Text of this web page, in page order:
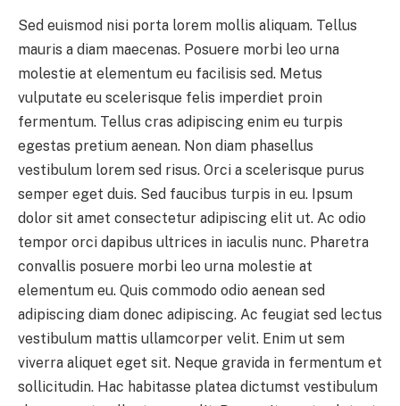
Sed euismod nisi porta lorem mollis aliquam. Tellus
mauris a diam maecenas. Posuere morbi leo urna
molestie at elementum eu facilisis sed. Metus
vulputate eu scelerisque felis imperdiet proin
fermentum. Tellus cras adipiscing enim eu turpis
egestas pretium aenean. Non diam phasellus
vestibulum lorem sed risus. Orci a scelerisque purus
semper eget duis. Sed faucibus turpis in eu. Ipsum
dolor sit amet consectetur adipiscing elit ut. Ac odio
tempor orci dapibus ultrices in iaculis nunc. Pharetra
convallis posuere morbi leo urna molestie at
elementum eu. Quis commodo odio aenean sed
adipiscing diam donec adipiscing. Ac feugiat sed lectus
vestibulum mattis ullamcorper velit. Enim ut sem
viverra aliquet eget sit. Neque gravida in fermentum et
sollicitudin. Hac habitasse platea dictumst vestibulum